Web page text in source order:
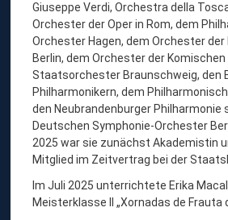
Giuseppe Verdi, Orchestra della
Orchester der Oper in Rom, dem
Orchester Hagen, dem Orchester
Berlin, dem Orchester der Komischen
Staatsorchester Braunschweig, den
Philharmonikern, dem
den Neubrandenburger Philharmonie
Deutschen Symphonie-Orchester
2025 war sie zunächst Akademistin
Mitglied im Zeitvertrag bei der
Im Juli 2025 unterrichtete Erika
Meisterklasse II „Xornadas de Frauta